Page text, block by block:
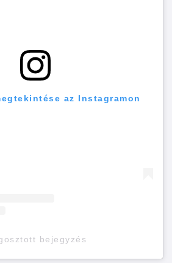
az Instagramon
bejegyzés